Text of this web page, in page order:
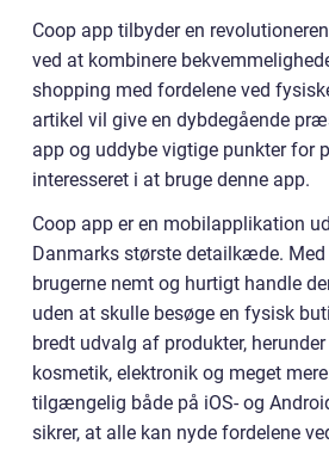
Coop app tilbyder en
ved at kombinere
shopping med fordelene ved
artikel vil give en dybdegående
app og uddybe vigtige punkter for
interesseret i at bruge denne app.
Coop app er en mobilapplikation
Danmarks største detailkæde. Med
brugerne nemt og hurtigt handle
uden at skulle besøge en fysisk
bredt udvalg af produkter,
kosmetik, elektronik og meget
tilgængelig både på iOS- og
sikrer, at alle kan nyde fordelene